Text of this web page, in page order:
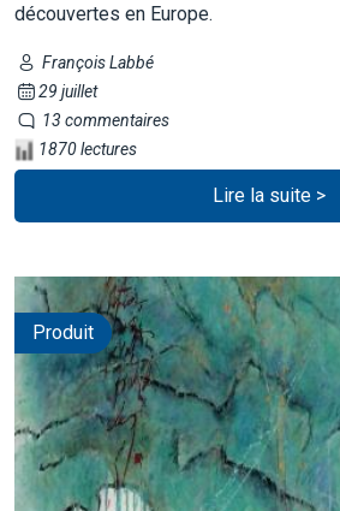
découvertes en Europe.
François Labbé
29 juillet
13 commentaires
1870 lectures
Lire la suite >
Produit